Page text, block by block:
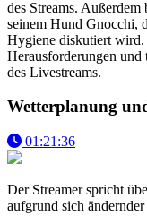
des Streams.
seinem Hund Gnocchi,
Hygiene diskutiert wird.
Herausforderungen
des Livestreams.
Wetterplanung
01:21:36
Der Streamer spricht
aufgrund sich